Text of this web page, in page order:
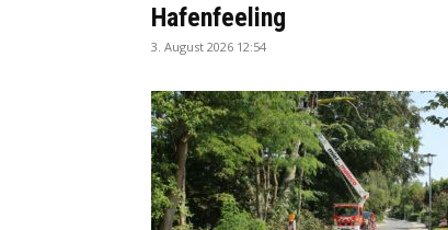
Hafenfeeling
3. August 2026 12:54